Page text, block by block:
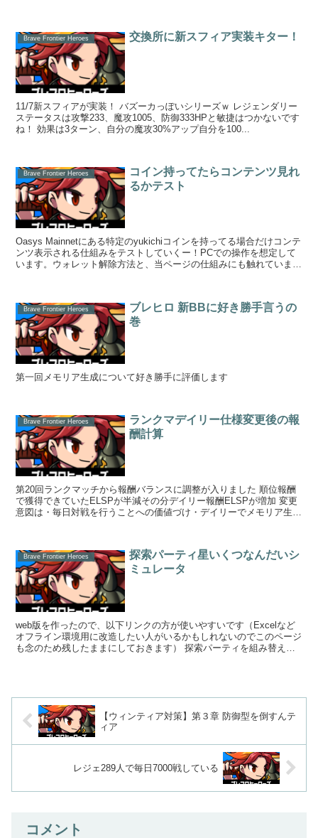
Brave Frontier Heroes 交換所に新スフィア実装キター！
11/7新スフィアが実装！ バズーカっぽいシリーズｗ レジェンダリー
ステータスは攻撃233、魔攻1005、防御333HPと敏捷はつかないです
ね！ 効果は3ターン、自分の魔攻30%アップ自分を100...
Brave Frontier Heroes
コイン持ってたらコンテンツ見れ
るかテスト
Oasys Mainnetにある特定のyukichiコインを持ってる場合だけコンテ
ンツ表示される仕組みをテストしていくー！PCでの操作を想定して
います。ウォレット解除方法と、当ページの仕組みにも触れていま
Brave Frontier Heroes
ブレヒロ 新BBに好き勝手言うの
巻
第一回メモリア生成について好き勝手に評価します
Brave Frontier Heroes
ランクマデイリー仕様変更後の報
酬計算
第20回ランクマッチから報酬バランスに調整が入りました 順位報酬
で獲得できていたELSPが半減その分デイリー報酬ELSPが増加 変更
意図は・毎日対戦を行うことへの価値づけ・デイリーでメモリア生成
Brave Frontier Heroes
探索パーティ星いくつなんだいシ
ミュレータ
web版を作ったので、以下リンクの方が使いやすいです（Excelなど
オフライン環境用に改造したい人がいるかもしれないのでこのページ
も念のため残したままにしておきます） 探索パーティを組み替えた
【ウィンティア対策】第３章 防御型を倒すんテ
ィア
レジェ289人で毎日7000戦している
コメント